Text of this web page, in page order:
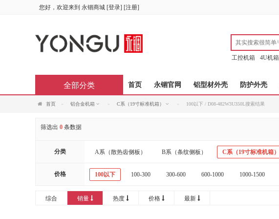
您好，欢迎来到 永锢商城 [登录] [注册]
工控机箱 4U机箱
首页 永锢官网 铝型材外壳 防护外壳
全部分类
首页 铝合金机箱 C系（19寸标准机箱） 100以下 / D08-482W3U350L搜索结果
筛选出 0 条数据
分类 A系（散热齿侧板） B系（条纹侧板） C系（19寸标准机箱）
价格 100以下 100-300 300-600 600-1000 1000-1500
综合 销量 热度 价格 最新